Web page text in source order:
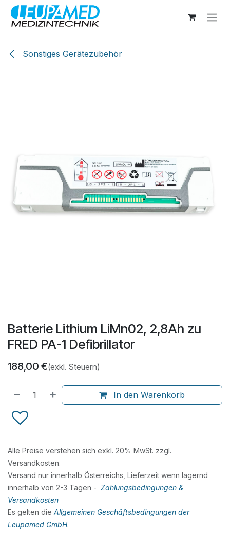
Zum Inhalt springen
Sonstiges Gerätezubehör
Batterie Lithium LiMn02, 2,8Ah zu
FRED PA-1 Defibrillator
188,00 €(exkl. Steuern)
In den Warenkorb
Alle Preise verstehen sich exkl. 20% MwSt. zzgl.
Versandkosten.
Versand nur innerhalb Österreichs, Lieferzeit wenn lagernd
innerhalb von 2-3 Tagen - Zahlungsbedingungen &
Versandkosten
Es gelten die Allgemeinen Geschäftsbedingungen der
Leupamed GmbH.